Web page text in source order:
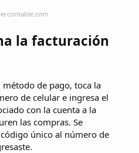
la facturación
método de pago, toca la
de celular e ingresa el
con la cuenta a la
las compras. Se
único al número de